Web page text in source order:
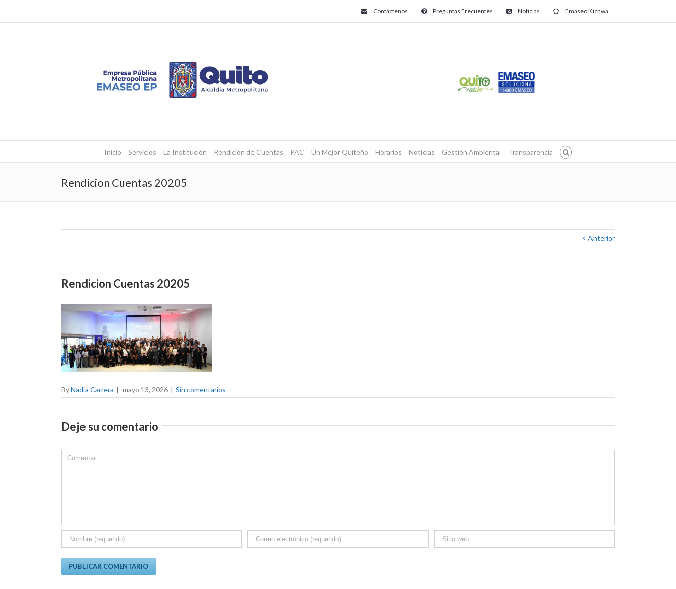
Contáctenos Preguntas Frecuentes Noticias Emaseo Kichwa
Inicio Servicios La Institución Rendición de Cuentas PAC Un Mejor Quiteño Horarios Noticias Gestión Ambiental Transparencia
Rendicion Cuentas 20205
Anterior
Rendicion Cuentas 20205
ByNadia Carrera | mayo 13, 2026 | Sin comentarios
Deje su comentario
Comment